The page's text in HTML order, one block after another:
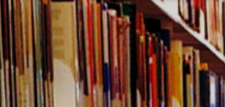
コ
ン
テ
ン
ツ
へ
ス